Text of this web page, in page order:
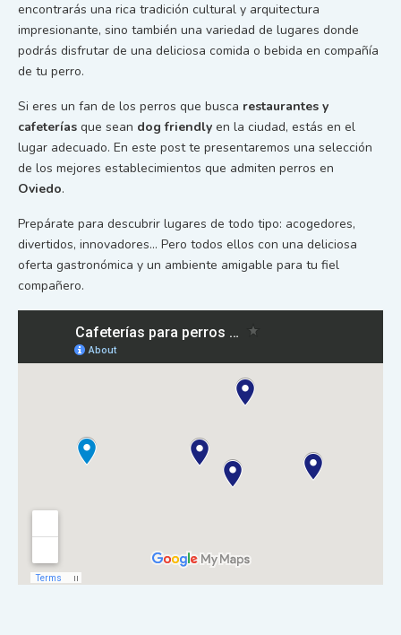
encontrarás una rica tradición cultural y arquitectura
impresionante, sino también una variedad de lugares donde
podrás disfrutar de una deliciosa comida o bebida en compañía
de tu perro.
Si eres un fan de los perros que busca restaurantes y
cafeterías que sean dog friendly en la ciudad, estás en el
lugar adecuado. En este post te presentaremos una selección
de los mejores establecimientos que admiten perros en
Oviedo.
Prepárate para descubrir lugares de todo tipo: acogedores,
divertidos, innovadores… Pero todos ellos con una deliciosa
oferta gastronómica y un ambiente amigable para tu fiel
compañero.